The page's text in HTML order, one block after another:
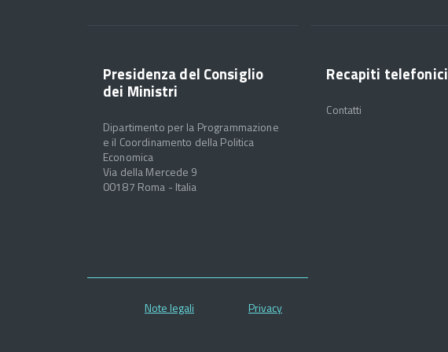
Presidenza del Consiglio
dei Ministri
Dipartimento per la Programmazione
e il Coordinamento della Politica
Economica
Via della Mercede 9
00187 Roma - Italia
Recapiti telefonici
Contatti
Note legali Privacy